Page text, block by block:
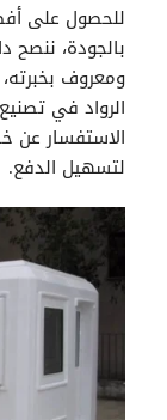
للحصول على
بالجودة، ننصح
ومعروف
الرواد في
الاستفسار عن
لتسهيل الدفع.